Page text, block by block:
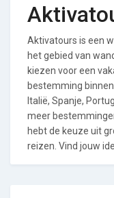
Aktivatours is een
het gebied van
kiezen voor een
bestemming
Italië, Spanje,
meer
hebt de keuze uit
reizen. Vind jouw